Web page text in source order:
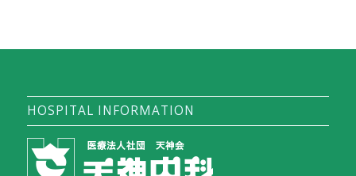
HOSPITAL INFORMATION